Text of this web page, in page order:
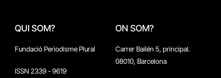
QUI SOM?
Fundació Periodisme Plural
ISSN 2339 - 9619
ON SOM?
Carrer Bailén 5, principal.
08010, Barcelona